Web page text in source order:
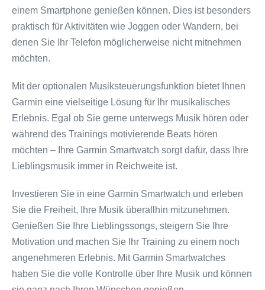
einem Smartphone genießen können. Dies ist besonders
praktisch für Aktivitäten wie Joggen oder Wandern, bei
denen Sie Ihr Telefon möglicherweise nicht mitnehmen
möchten.
Mit der optionalen Musiksteuerungsfunktion bietet Ihnen
Garmin eine vielseitige Lösung für Ihr musikalisches
Erlebnis. Egal ob Sie gerne unterwegs Musik hören oder
während des Trainings motivierende Beats hören
möchten – Ihre Garmin Smartwatch sorgt dafür, dass Ihre
Lieblingsmusik immer in Reichweite ist.
Investieren Sie in eine Garmin Smartwatch und erleben
Sie die Freiheit, Ihre Musik überallhin mitzunehmen.
Genießen Sie Ihre Lieblingssongs, steigern Sie Ihre
Motivation und machen Sie Ihr Training zu einem noch
angenehmeren Erlebnis. Mit Garmin Smartwatches
haben Sie die volle Kontrolle über Ihre Musik und können